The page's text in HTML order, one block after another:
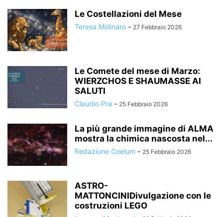
Le Costellazioni del Mese
Teresa Molinaro - 27 Febbraio 2026
Le Comete del mese di Marzo:
WIERZCHOS E SHAUMASSE AI
SALUTI
Claudio Pra - 25 Febbraio 2026
La più grande immagine di ALMA
mostra la chimica nascosta nel...
Redazione Coelum - 25 Febbraio 2026
ASTRO-
MATTONCINIDivulgazione con le
costruzioni LEGO